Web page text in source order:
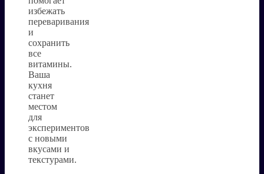
избежать
переваривания
и
сохранить
все
витамины.
Ваша
кухня
станет
местом
для
экспериментов
с новыми
вкусами и
текстурами.